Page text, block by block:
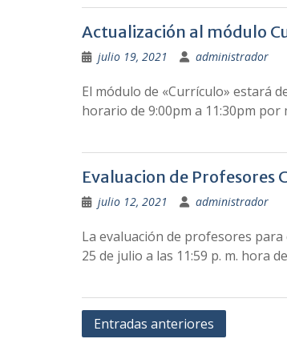
Actualización al módulo
julio 19, 2021 administrador
El módulo de «Currículo» estará
horario de 9:00pm a 11:30pm
Evaluacion de Profesores
julio 12, 2021 administrador
La evaluación de profesores
25 de julio a las 11:59 p. m. hora
Navegación
Entradas anteriores